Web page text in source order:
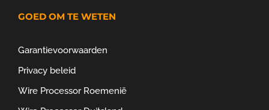
GOED OM TE WETEN
Garantievoorwaarden
Privacy beleid
Wire Processor Roemenië